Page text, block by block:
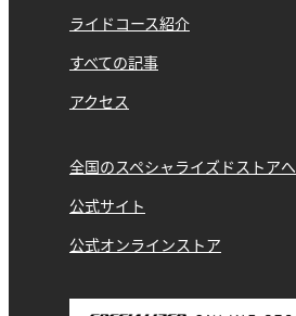
ライドコース紹介
すべての記事
アクセス
全国のスペシャライズドストアへ
公式サイト
公式オンラインストア